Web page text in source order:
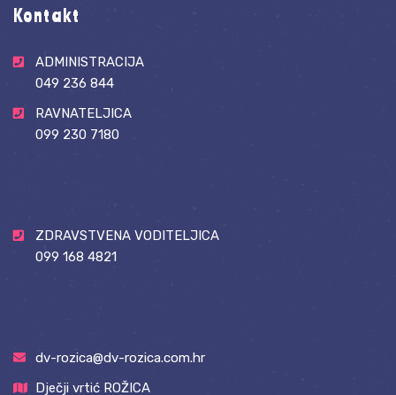
Kontakt
ADMINISTRACIJA
049 236 844
RAVNATELJICA
099 230 7180
ZDRAVSTVENA VODITELJICA
099 168 4821
dv-rozica@dv-rozica.com.hr
Dječji vrtić ROŽICA